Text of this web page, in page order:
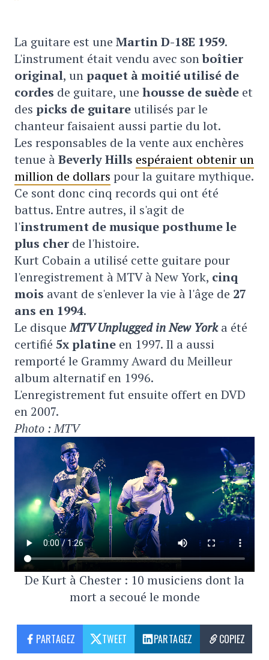
La guitare est une Martin D-18E 1959.
L'instrument était vendu avec sonboîtier
original, unpaquet à moitié utilisé de
cordes de guitare, une housse de suède et
des picks de guitare utilisés par le
chanteur faisaient aussi partie du lot.
Les responsables de la vente aux enchères
tenue àBeverly Hills espéraient obtenir un
million de dollars pour la guitare mythique.
Ce sont donc cinq records qui ont été
battus. Entre autres, il s'agit de
l'instrument de musique posthume le
plus cher de l'histoire.
Kurt Cobain a utilisé cette guitare pour
l'enregistrement à MTV à New York, cinq
mois avant de s'enlever la vie à l'âge de 27
ans en 1994.
Le disqueMTV Unplugged in New Yorka été
certifié 5x platine en 1997. Il a aussi
remporté le Grammy Award du Meilleur
album alternatif en 1996.
L'enregistrement fut ensuite offert en DVD
en 2007.
Photo : MTV
De Kurt à Chester : 10 musiciens dont la
mort a secoué le monde
PARTAGEZ TWEET PARTAGEZ COPIEZ